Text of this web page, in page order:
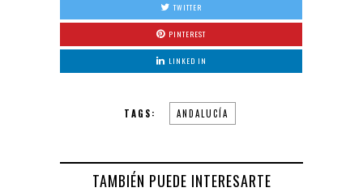
TWITTER
PINTEREST
LINKED IN
TAGS: ANDALUCÍA
TAMBIÉN PUEDE INTERESARTE